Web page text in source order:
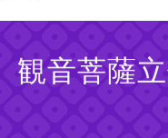
音菩薩立